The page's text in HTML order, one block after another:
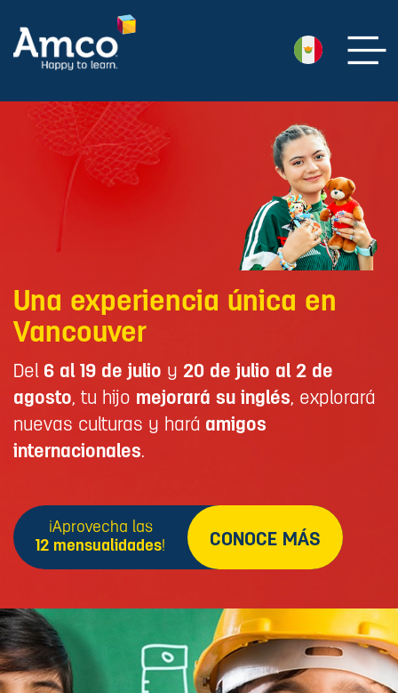
Una experiencia única en
Vancouver
Del 6 al 19 de julio y 20 de julio al 2 de
agosto, tu hijo mejorará su inglés, explorará
nuevas culturas y hará amigos
internacionales.
¡Aprovecha las
12 mensualidades! CONOCE MÁS